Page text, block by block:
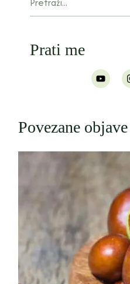
Prati me
Povezane objave